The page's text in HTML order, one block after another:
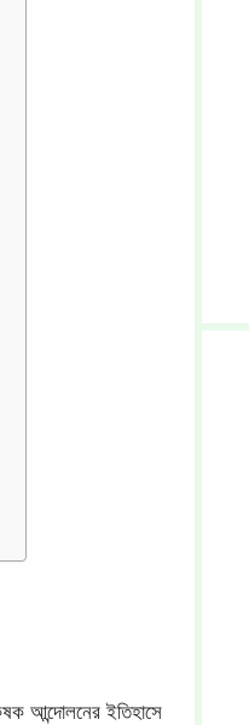
আন্দোলনের ইতিহাসে